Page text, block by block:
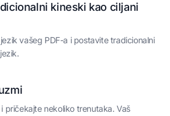
kineski kao ciljani
vašeg PDF-a i postavite tradicionalni
pričekajte nekoliko trenutaka. Vaš